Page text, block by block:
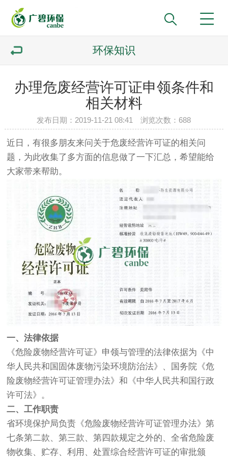
环保知识
办理危废经营许可证申领条件和
相关材料
发布日期：2019-11-21 08:41 浏览次数： 688
近日，有很多朋友来问关于危废经营许可证的相关问
题，为此收集了多方面的信息做了一下汇总，希望能给
大家带来帮助。
一、法律依据
《危险废物经营许可证》申领与管理的法律依据为《中
华人民共和国固体废物污染环境防治法》、国务院《危
险废物经营许可证管理办法》和《中华人民共和国行政
许可法》。
二、工作职责
省环境保护局负责《危险废物经营许可证管理办法》第
七条第二款、第三款、第四款规定之外的、全省危险废
物收集、贮存、利用、处置综合经营许可证的审批颁